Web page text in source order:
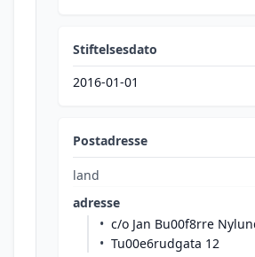
Stiftelsesdato
2016-01-01
Postadresse
land
adresse
c/o Jan Bu00f8rre
Tu00e6rudgata 12